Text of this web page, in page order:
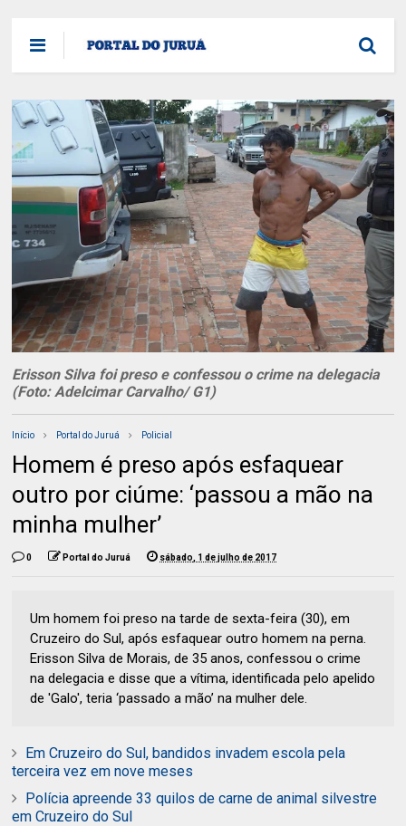
Erisson Silva foi preso e confessou o crime na delegacia
(Foto: Adelcimar Carvalho/ G1)
Início Portal do Juruá Policial
Homem é preso após esfaquear
outro por ciúme: ‘passou a mão na
minha mulher’
0 Portal do Juruá sábado, 1 de julho de 2017
Um homem foi preso na tarde de sexta-feira (30), em
Cruzeiro do Sul, após esfaquear outro homem na perna.
Erisson Silva de Morais, de 35 anos, confessou o crime
na delegacia e disse que a vítima, identificada pelo apelido
de 'Galo', teria ‘passado a mão’ na mulher dele.
Em Cruzeiro do Sul, bandidos invadem escola pela
terceira vez em nove meses
Polícia apreende 33 quilos de carne de animal silvestre
em Cruzeiro do Sul